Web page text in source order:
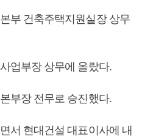
부 건축주택지원실장 상무
업부장 상무에 올랐다.
부장 전무로 승진했다.
서 현대건설 대표이사에 내